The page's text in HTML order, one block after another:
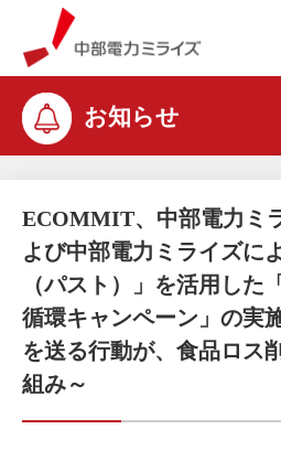
中部電力
お知らせ
ECOMMIT、中部電力ミ
よび中部電力ミライズに
（パスト）」を活用した
循環キャンペーン」の実
を送る行動が、食品ロス
組み～